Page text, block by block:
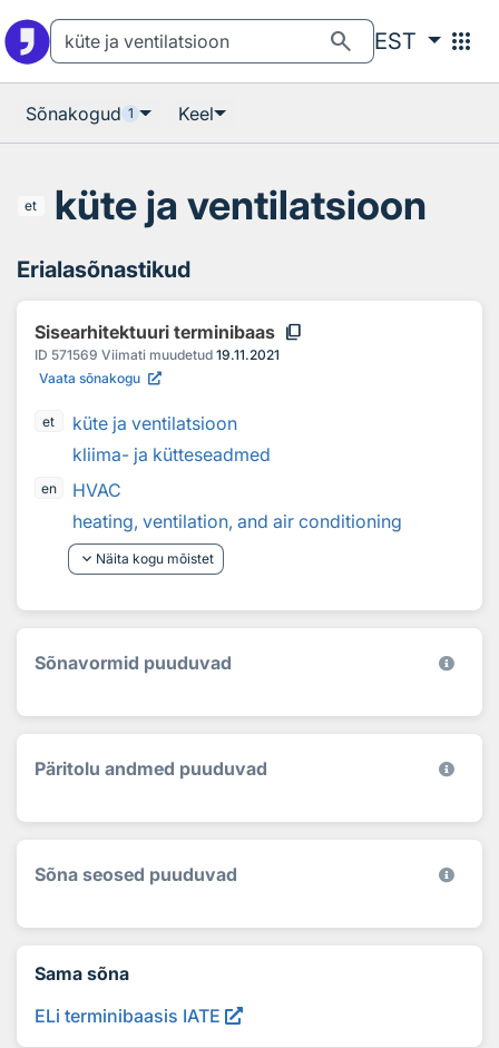
search EST apps
Sõnakogud 1 Keel
et küte ja ventilatsioon
Erialasõnastikud
Sisearhitektuuri terminibaas content_copy
ID 571569 Viimati muudetud 19.11.2021
Vaata sõnakogu
et
küte ja ventilatsioon
kliima- ja kütteseadmed
en
HVAC
heating, ventilation, and air conditioning
keyboard_arrow_down Näita kogu mõistet
Sõnavormid puuduvad
Päritolu andmed puuduvad
Sõna seosed puuduvad
Sama sõna
ELi terminibaasis IATE